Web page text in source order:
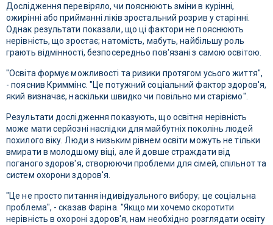
Дослідження перевіряло, чи пояснюють зміни в курінні,
ожирінні або прийманні ліків зростальний розрив у старінні.
Однак результати показали, що ці фактори не пояснюють
нерівність, що зростає; натомість, мабуть, найбільшу роль
грають відмінності, безпосередньо пов'язані з самою освітою.
"Освіта формує можливості та ризики протягом усього життя",
- пояснив Криммінс. "Це потужний соціальний фактор здоров'я,
який визначає, наскільки швидко чи повільно ми старіємо".
Результати дослідження показують, що освітня нерівність
може мати серйозні наслідки для майбутніх поколінь людей
похилого віку. Люди з низьким рівнем освіти можуть не тільки
вмирати в молодшому віці, але й довше страждати від
поганого здоров'я, створюючи проблеми для сімей, спільнот та
систем охорони здоров'я.
"Це не просто питання індивідуального вибору; це соціальна
проблема", - сказав Фаріна. "Якщо ми хочемо скоротити
нерівність в охороні здоров'я, нам необхідно розглядати освіту